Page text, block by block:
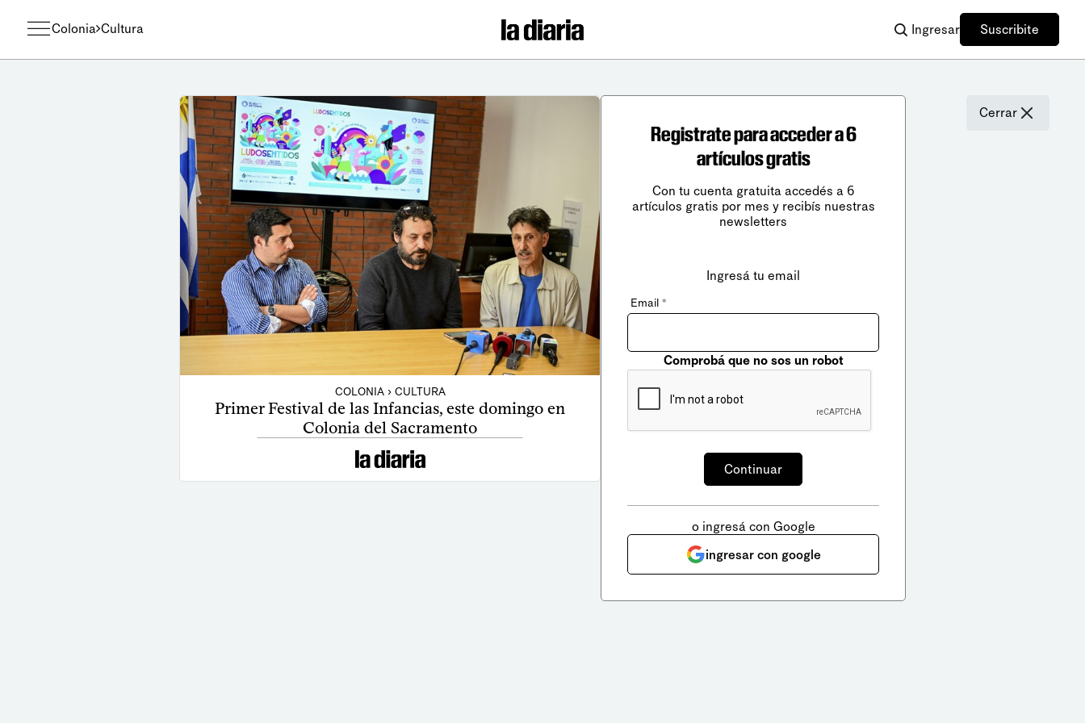
Colonia Cultura Ingresar Suscribite
COLONIA › CULTURA
Primer Festival de las Infancias, este domingo en
Colonia del Sacramento
Cerrar
Registrate para acceder a 6
artículos gratis
Con tu cuenta gratuita accedés a 6
artículos gratis por mes y recibís nuestras
newsletters
Ingresá tu email
Email *
Comprobá que no sos un robot
o ingresá con Google
ingresar con google